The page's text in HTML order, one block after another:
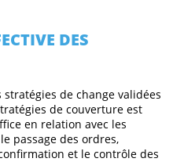
DES
de change validées
de couverture est
en relation avec les
passage des ordres,
et le contrôle des